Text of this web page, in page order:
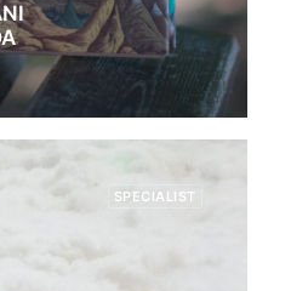
SPECIALIST